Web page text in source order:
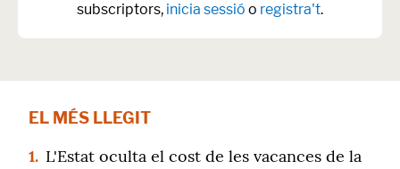
subscriptors, inicia sessió o registra't.
EL MÉS LLEGIT
1. L'Estat oculta el cost de les vacances de la